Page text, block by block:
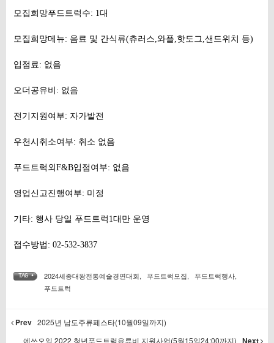
모집희망푸드트럭수: 1대
모집희망메뉴: 음료 및 간식류(츄러스,와플,핫도그,샌드위치 등)
입점료: 없음
오더공유비: 없음
전기지원여부: 자가발전
우천시취소여부: 취소 없음
푸드트럭외F&B입점여부: 없음
영업신고진행여부: 미정
기타: 행사 당일 푸드트럭1대만 운영
접수방법: 02-532-3837
TAG • 2024세종대왕전통예술경연대회, 푸드트럭모집, 푸드트럭행사,
푸드트럭
Prev 2025년 남도주류페스타(10월09일까지)
에쓰오일 2022 청년푸드트럭유류비 지원사업(5월15일24:00까지) Next